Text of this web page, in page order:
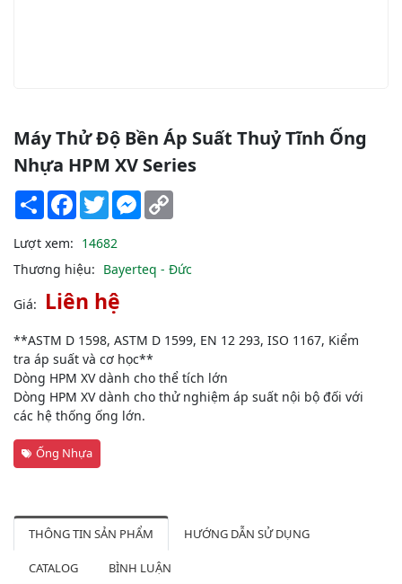
Máy Thử Độ Bền Áp Suất Thuỷ Tĩnh Ống
Nhựa HPM XV Series
Share Facebook
TwitterMessenger
Lượt xem: 14682
Thương hiệu: Bayerteq - Đức
Giá: Liên hệ
**ASTM D 1598, ASTM D 1599, EN 12 293, ISO 1167, Kiểm
tra áp suất và cơ học**
Dòng HPM XV dành cho thể tích lớn
Dòng HPM XV dành cho thử nghiệm áp suất nội bộ đối với
các hệ thống ống lớn.
Ống Nhựa
THÔNG TIN SẢN PHẨM HƯỚNG DẪN SỬ DỤNG
CATALOG BÌNH LUẬN